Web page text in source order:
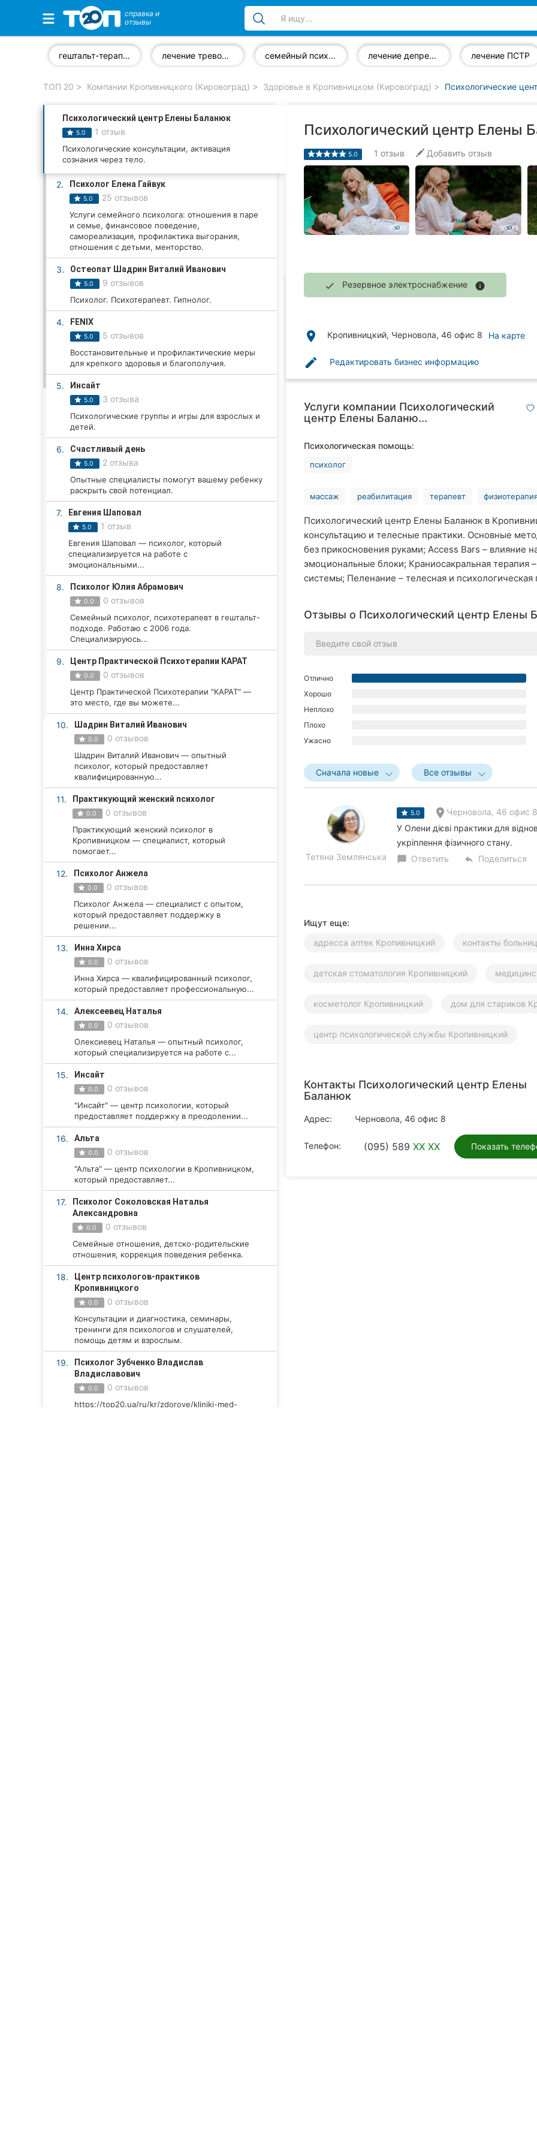
Избранные компании
Стоматологии
Частные клиники
Ветеринарные клиники
Автошколы
Кропивницкий
Житомир
Хмельницкий
Запорожье
Николаев
Черновцы
Ивано-Франковск
справка и
отзывы
гештальт-терапия лечение тревожных расстройств семейный психолог лечение депрессии лечение ПСТР
ТОП 20 Компании Кропивницкого (Кировоград) Здоровье в Кропивницком (Кировоград) Психологические
Психологический центр Елены Баланюк
5.0 1 отзыв
Психологические консультации, активация
сознания через тело.
2. Психолог Елена Гайвук
5.0 25 отзывов
Услуги семейного психолога: отношения в паре
и семье, финансовое поведение,
самореализация, профилактика выгорания,
отношения с детьми, менторство.
3. Остеопат Шадрин Виталий Иванович
5.0 9 отзывов
Психолог. Психотерапевт. Гипнолог.
4. FENIX
5.0 5 отзывов
Восстановительные и профилактические меры
для крепкого здоровья и благополучия.
5. Инсайт
5.0 3 отзыва
Психологические группы и игры для взрослых и
детей.
6. Счастливый день
5.0 2 отзыва
Опытные специалисты помогут вашему ребенку
раскрыть свой потенциал.
7. Евгения Шаповал
5.0 1 отзыв
Евгения Шаповал — психолог, который
специализируется на работе с
эмоциональными...
8. Психолог Юлия Абрамович
0.0 0 отзывов
Семейный психолог, психотерапевт в гештальт-
подходе. Работаю с 2006 года.
Специализируюсь...
9. Центр Практической Психотерапии КАРАТ
0.0 0 отзывов
Центр Практической Психотерапии "КАРАТ" —
это место, где вы можете...
10. Шадрин Виталий Иванович
0.0 0 отзывов
Шадрин Виталий Иванович — опытный
психолог, который предоставляет
квалифицированную...
11. Практикующий женский психолог
0.0 0 отзывов
Практикующий женский психолог в
Кропивницком — специалист, который
помогает...
12. Психолог Анжела
0.0 0 отзывов
Психолог Анжела — специалист с опытом,
который предоставляет поддержку в
решении...
13. Инна Хирса
0.0 0 отзывов
Инна Хирса — квалифицированный психолог,
который предоставляет профессиональную...
14. Алексеевец Наталья
0.0 0 отзывов
Олексиевец Наталья — опытный психолог,
который специализируется на работе с...
15. Инсайт
0.0 0 отзывов
"Инсайт" — центр психологии, который
предоставляет поддержку в преодолении...
16. Альта
0.0 0 отзывов
"Альта" — центр психологии в Кропивницком,
который предоставляет...
17.
Психолог Соколовская Наталья
Александровна
0.0 0 отзывов
Семейные отношения, детско-родительские
отношения, коррекция поведения ребенка.
18.
Центр психологов-практиков
Кропивницкого
0.0 0 отзывов
Консультации и диагностика, семинары,
тренинги для психологов и слушателей,
помощь детям и взрослым.
19.
Психолог Зубченко Владислав
Владиславович
0.0 0 отзывов
https://top20.ua/ru/kr/zdorove/kliniki-med-
Психологический центр Елены
5.0 1 отзыв Добавить отзыв
done Резервное электроснабжение info
place Кропивницкий, Черновола, 46 офис 8 На карте
edit Редактировать бизнес информацию
Услуги компании Психологический
центр Елены Баланю...
Психологическая помощь:
психолог
массаж реабилитация терапевт
Психологический центр Елены Баланюк в
консультацию и телесные практики. Основные
без прикосновения руками; Access Bars – влияние
эмоциональные блоки; Краниосакральная терапия
системы; Пеленание – телесная и психологическая
Отзывы о Психологический центр Елены
Отлично
Хорошо
Неплохо
Плохо
Ужасно
Сначала новые Все отзывы
Тетяна Землянська
5.0
Черновола, 46 офис
У Олени дієві практики для
укріплення фізичного стану.
chat_bubble Ответить reply Поделиться
Ищут еще:
адресса аптек Кропивницкий
контакты
детская стоматология Кропивницкий
косметолог Кропивницкий дом для стариков
центр психологической службы Кропивницкий
Контакты Психологический центр Елены
Баланюк
Адрес: Черновола, 46 офис 8
Телефон: (095) 589 XX XX Показать